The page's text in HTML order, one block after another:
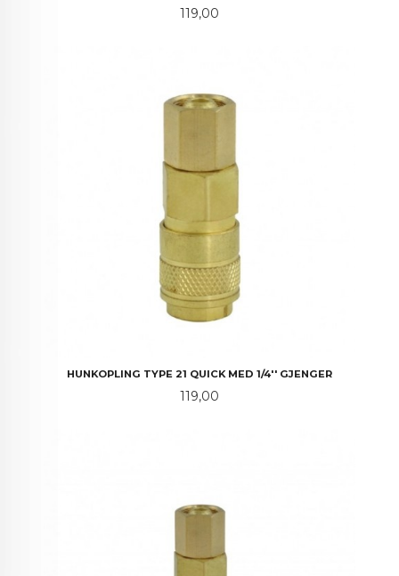
Pris
119,00
HUNKOPLING TYPE 21 QUICK MED 1/4'' GJENGER
Pris
119,00